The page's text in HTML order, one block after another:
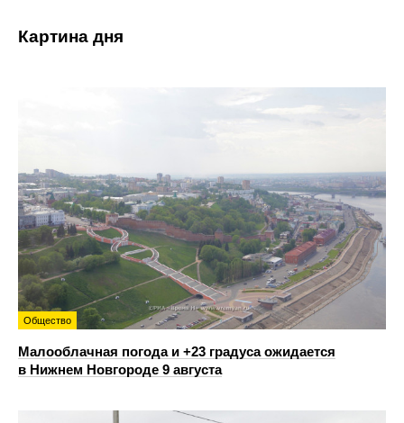
Картина дня
Общество
Малооблачная погода и +23 градуса ожидается
в Нижнем Новгороде 9 августа